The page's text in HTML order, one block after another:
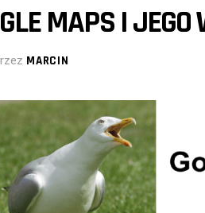
MAPS I JEGO
MARCIN